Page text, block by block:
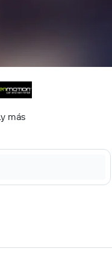
...y más